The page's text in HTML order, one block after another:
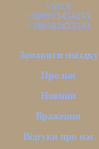
VIBER
+380975454255
+380502655542
Замовити поїздку
Про нас
Новини
Враження
Відгуки про нас